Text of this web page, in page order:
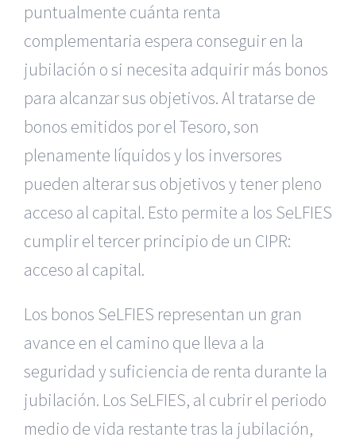
puntualmente cuánta renta
complementaria espera conseguir en la
jubilación o si necesita adquirir más bonos
para alcanzar sus objetivos. Al tratarse de
bonos emitidos por el Tesoro, son
plenamente líquidos y los inversores
pueden alterar sus objetivos y tener pleno
acceso al capital. Esto permite a los SeLFIES
cumplir el tercer principio de un CIPR:
acceso al capital.
Los bonos SeLFIES representan un gran
avance en el camino que lleva a la
seguridad y suficiencia de renta durante la
jubilación. Los SeLFIES, al cubrir el periodo
medio de vida restante tras la jubilación,